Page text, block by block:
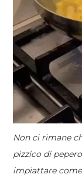
Non ci rimane
pizzico di
impiattare